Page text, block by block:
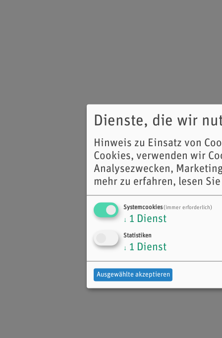
Dienste, die wir
Hinweis zu Einsatz von
Cookies, verwenden wir
Analysezwecken,
mehr zu erfahren, lesen
Systemcookies(immer erforderlich)
↓ 1 Dienst
Statistiken
↓ 1 Dienst
Ausgewählte akzeptieren